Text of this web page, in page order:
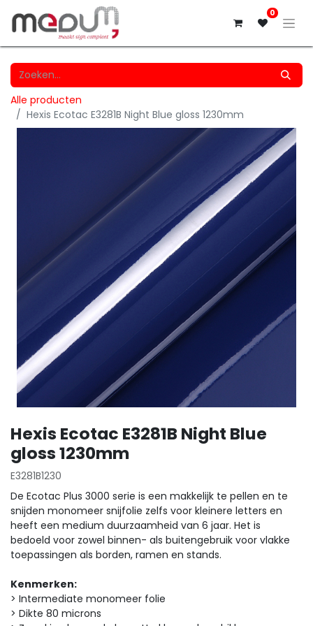
0
Alle producten
Hexis Ecotac E3281B Night Blue gloss 1230mm
Hexis Ecotac E3281B Night Blue
gloss 1230mm
E3281B1230
De Ecotac Plus 3000 serie is een makkelijk te pellen en te
snijden monomeer snijfolie zelfs voor kleinere letters en
heeft een medium duurzaamheid van 6 jaar. Het is
bedoeld voor zowel binnen- als buitengebruik voor vlakke
toepassingen als borden, ramen en stands.
Kenmerken:
> Intermediate monomeer folie
> Dikte 80 microns